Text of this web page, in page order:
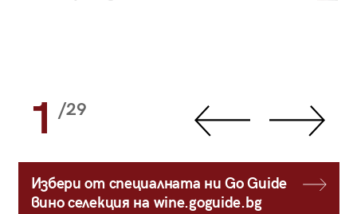
1 /29
Избери от специалната ни Go Guide
вино селекция на wine.goguide.bg